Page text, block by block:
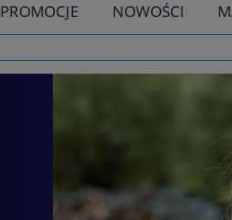
PROMOCJE NOWOŚCI